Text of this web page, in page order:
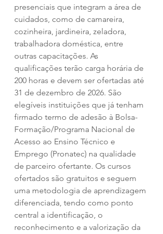
presenciais que integram a área de
cuidados, como de camareira,
cozinheira, jardineira, zeladora,
trabalhadora doméstica, entre
outras capacitações. As
qualificações terão carga horária de
200 horas e devem ser ofertadas até
31 de dezembro de 2026. São
elegíveis instituições que já tenham
firmado termo de adesão à Bolsa-
Formação/Programa Nacional de
Acesso ao Ensino Técnico e
Emprego (Pronatec) na qualidade
de parceiro ofertante. Os cursos
ofertados são gratuitos e seguem
uma metodologia de aprendizagem
diferenciada, tendo como ponto
central a identificação, o
reconhecimento e a valorização da